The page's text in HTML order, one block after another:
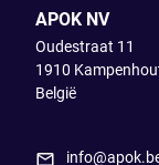
APOK NV
Oudestraat 11
1910
België